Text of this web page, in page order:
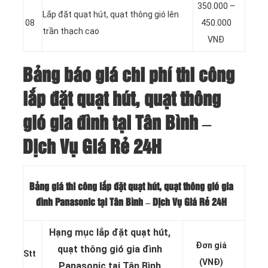
08
Lắp đặt quạt hút, quạt thông gió lên
trần thạch cao
350.000 –
450.000
VNĐ
Bảng báo giá chi phí thi công
lắp đặt quạt hút, quạt thông
gió gia đình tại Tân Bình –
Dịch Vụ Giá Rẻ 24H
Bảng giá thi công lắp đặt quạt hút, quạt thông gió gia
đình Panasonic tại Tân Bình – Dịch Vụ Giá Rẻ 24H
Stt
Hạng mục lắp đặt quạt hút,
quạt thông gió gia đình
Panasonic tại Tân Bình
Đơn giá
(VNĐ)